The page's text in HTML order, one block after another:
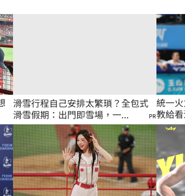
滑雪行程自己安排太繁瑣？全包式
滑雪假期：出門即雪場，一...
PR
統一
教給